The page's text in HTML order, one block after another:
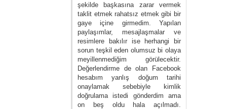
şekilde başkasına zarar vermek
taklit etmek rahatsız etmek gibi bir
gaye içine girmedim. Yapılan
paylaşımlar, mesajlaşmalar ve
resimlere bakılır ise herhangi bir
sorun teşkil eden olumsuz bi olaya
meyillenmediğim görülecektir.
Değerlendirme de olan Facebook
hesabım yanlış doğum tarihi
onaylamak sebebiyle kimlik
doğrulama istedi gönderdim ama
on beş oldu hala açılmadı.